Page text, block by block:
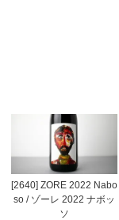
[2640] ZORE 2022 Nabo
so / ゾーレ 2022 ナボッ
ソ